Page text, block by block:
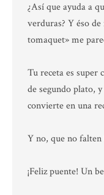
¿Así que ayuda a
verduras? Y éso
tomaquet» me
Tu receta es super
de segundo plato,
convierte en una
Y no, que no
¡Feliz puente! Un